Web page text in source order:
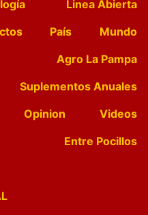
Linea Abierta
País
Mundo
Agro La Pampa
Suplementos Anuales
Opinion
Videos
Entre Pocillos